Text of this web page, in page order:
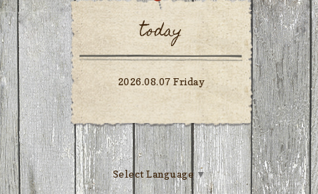
today
2026.08.07 Friday
Select Language▼